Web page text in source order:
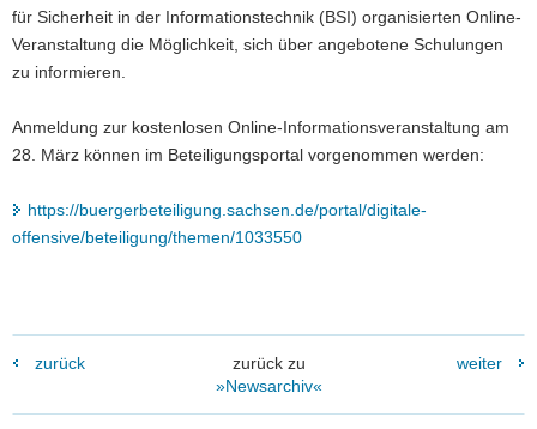
für Sicherheit in der Informationstechnik (BSI) organisierten Online-
Veranstaltung die Möglichkeit, sich über angebotene Schulungen
zu informieren.
Anmeldung zur kostenlosen Online-Informationsveranstaltung am
28. März können im Beteiligungsportal vorgenommen werden:
https://buergerbeteiligung.sachsen.de/portal/digitale-
offensive/beteiligung/themen/1033550
zurück
zurück zu
»Newsarchiv«
weiter